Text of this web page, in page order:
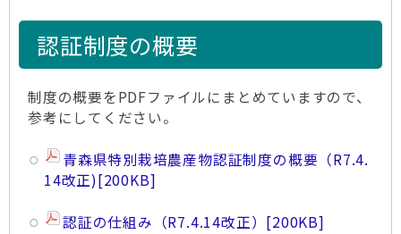
認証制度の概要
制度の概要をPDFファイルにまとめていますので、
参考にしてください。
青森県特別栽培農産物認証制度の概要（R7.4.
14改正)[200KB]
認証の仕組み（R7.4.14改正） [200KB]